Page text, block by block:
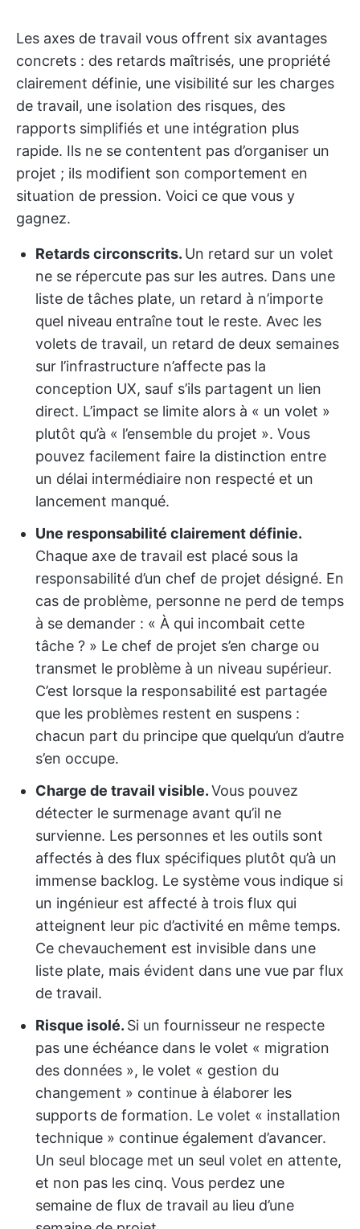
Les axes de travail vous offrent six avantages
concrets : des retards maîtrisés, une propriété
clairement définie, une visibilité sur les charges
de travail, une isolation des risques, des
rapports simplifiés et une intégration plus
rapide. Ils ne se contentent pas d’organiser un
projet ; ils modifient son comportement en
situation de pression. Voici ce que vous y
gagnez.
Retards circonscrits. Un retard sur un volet
ne se répercute pas sur les autres. Dans une
liste de tâches plate, un retard à n’importe
quel niveau entraîne tout le reste. Avec les
volets de travail, un retard de deux semaines
sur l’infrastructure n’affecte pas la
conception UX, sauf s’ils partagent un lien
direct. L’impact se limite alors à « un volet »
plutôt qu’à « l’ensemble du projet ». Vous
pouvez facilement faire la distinction entre
un délai intermédiaire non respecté et un
lancement manqué.
Une responsabilité clairement définie.
Chaque axe de travail est placé sous la
responsabilité d’un chef de projet désigné. En
cas de problème, personne ne perd de temps
à se demander : « À qui incombait cette
tâche ? » Le chef de projet s’en charge ou
transmet le problème à un niveau supérieur.
C’est lorsque la responsabilité est partagée
que les problèmes restent en suspens :
chacun part du principe que quelqu’un d’autre
s’en occupe.
Charge de travail visible.Vous pouvez
détecter le surmenage avant qu’il ne
survienne. Les personnes et les outils sont
affectés à des flux spécifiques plutôt qu’à un
immense backlog. Le système vous indique si
un ingénieur est affecté à trois flux qui
atteignent leur pic d’activité en même temps.
Ce chevauchement est invisible dans une
liste plate, mais évident dans une vue par flux
de travail.
Risque isolé. Si un fournisseur ne respecte
pas une échéance dans le volet « migration
des données », le volet « gestion du
changement » continue à élaborer les
supports de formation. Le volet « installation
technique » continue également d’avancer.
Un seul blocage met un seul volet en attente,
et non pas les cinq. Vous perdez une
semaine de flux de travail au lieu d’une